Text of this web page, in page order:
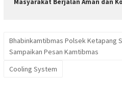
Masyarakat Berjalan Aman dan
Bhabinkamtibmas Polsek Ketapang
Sampaikan Pesan Kamtibmas
Cooling System